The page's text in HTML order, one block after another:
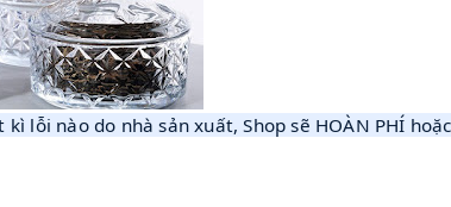
lỗi nào do nhà sản xuất, Shop sẽ HOÀN PHÍ